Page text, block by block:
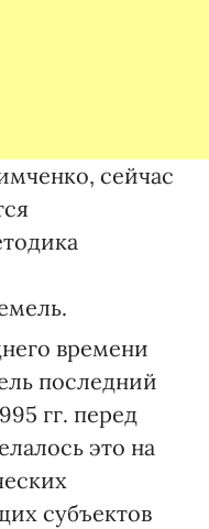
сейчас
времени
последний
гг. перед
это на
субъектов